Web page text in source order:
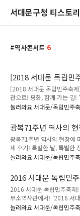
서대문구청 티스토
역사콘서트 6
[2018 서대문 독립민
문형무소역사관으로!
[2018 서대문 독립민주축
관으로! 평화, 함께 가는 길!
길로 한걸음 두 걸음 시민과
서 함께해요! 우리나라의 독
치를 미래세대와 함께 나누
축제'가 열립니다. 축제기간
무료로 이용할 수 있어요!
와 함께 알아볼까요~ 2018
내용 : 개막식, 역사콘서트,
놀러와요 서대문/독립민주
광복71주년 역사의
문 독립민주축제 후기!
광복71주년 역사의 현장에
제 후기! 특별한 날, 특별한
립민주축제! 오늘 태극기 게
만난 미래의 주인공 여러분
마음에 담는 여러분의 모습
서 너무 든든합니다~!! 역사
자! 직접 만들고 체험할 수
드는 무궁화, 태극기 그리기
놀러와요 서대문/독립민주
2016 서대문 독립민
사는 서대문형무소역
2016 서대문 독립민주축제
무소역사관에서! '2016 서
14일 ~ 15일 서대문형무소
놀러와요 서대문/독립민주